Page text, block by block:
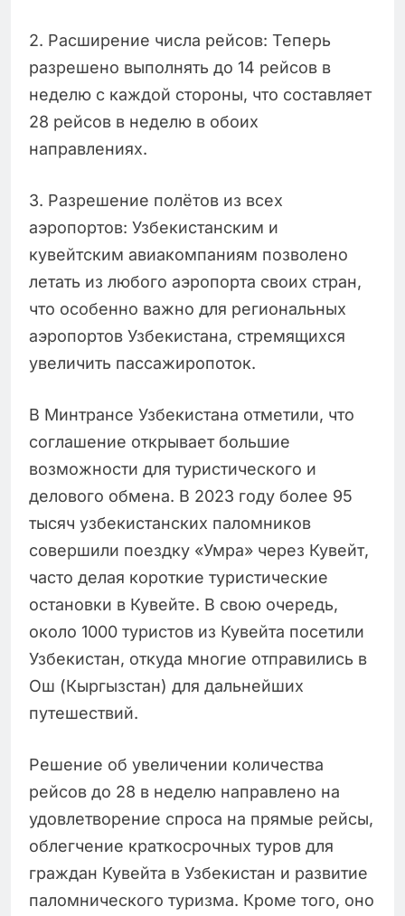
2. Расширение числа рейсов: Теперь
разрешено выполнять до 14 рейсов в
неделю с каждой стороны, что составляет
28 рейсов в неделю в обоих
направлениях.
3. Разрешение полётов из всех
аэропортов: Узбекистанским и
кувейтским авиакомпаниям позволено
летать из любого аэропорта своих стран,
что особенно важно для региональных
аэропортов Узбекистана, стремящихся
увеличить пассажиропоток.
В Минтрансе Узбекистана отметили, что
соглашение открывает большие
возможности для туристического и
делового обмена. В 2023 году более 95
тысяч узбекистанских паломников
совершили поездку «Умра» через Кувейт,
часто делая короткие туристические
остановки в Кувейте. В свою очередь,
около 1000 туристов из Кувейта посетили
Узбекистан, откуда многие отправились в
Ош (Кыргызстан) для дальнейших
путешествий.
Решение об увеличении количества
рейсов до 28 в неделю направлено на
удовлетворение спроса на прямые рейсы,
облегчение краткосрочных туров для
граждан Кувейта в Узбекистан и развитие
паломнического туризма. Кроме того, оно